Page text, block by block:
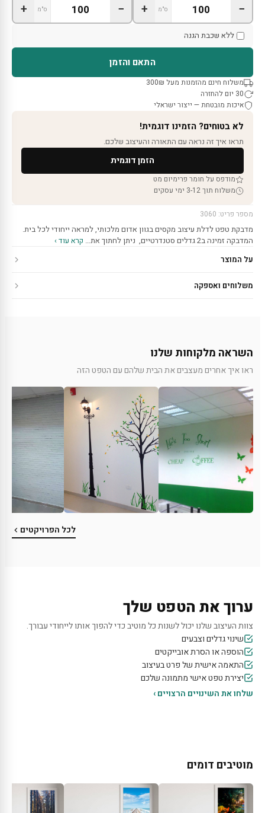
− ס"מ +
− ס"מ +
ללא שכבת הגנה
התאם והזמן
משלוח חינם מהזמנות מעל 300₪
30 יום להחזרה
איכות מובטחת — ייצור ישראלי
לא בטוחים? הזמינו דוגמית!
תראו איך זה נראה עם התאורה והעיצוב שלכם.
הזמן דוגמית
מודפס על חומר פרימיום מט
משלוח תוך 3-12 ימי עסקים
מספר פריט: 3060
מדבקת טפט לדלת עיצוב מקסים בגוון אדום מלכותי, למראה ייחודי לכל בית.
המדבקה זמינה ב2 גדלים סטנדרטיים, ניתן לחתוך את…
קרא עוד ›
על המוצר
משלוחים ואספקה
השראה מלקוחות שלנו
ראו איך אחרים מעצבים את הבית שלהם עם הטפט הזה
לכל הפרויקטים
ערוך את הטפט שלך
צוות העיצוב שלנו יכול לשנות כל מוטיב כדי להפוך אותו לייחודי עבורך.
שינוי גדלים וצבעים
הוספה או הסרת אובייקטים
התאמה אישית של פרט בעיצוב
יצירת טפט אישי מתמונה שלכם
שלחו את השינויים הרצויים ›
מוטיבים דומים